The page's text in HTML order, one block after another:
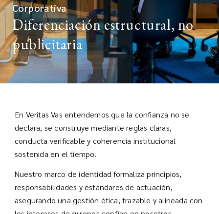
Corporativa
Diferenciación estructural, no
publicitaria
En Veritas Vas entendemos que la confianza no se
declara, se construye mediante reglas claras,
conducta verificable y coherencia institucional
sostenida en el tiempo.
Nuestro marco de identidad formaliza principios,
responsabilidades y estándares de actuación,
asegurando una gestión ética, trazable y alineada con